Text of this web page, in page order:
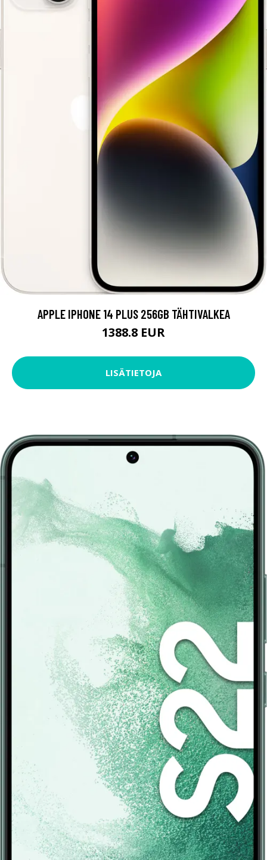
APPLE IPHONE 14 PLUS 256GB TÄHTIVALKEA
1388.8 EUR
LISÄTIETOJA